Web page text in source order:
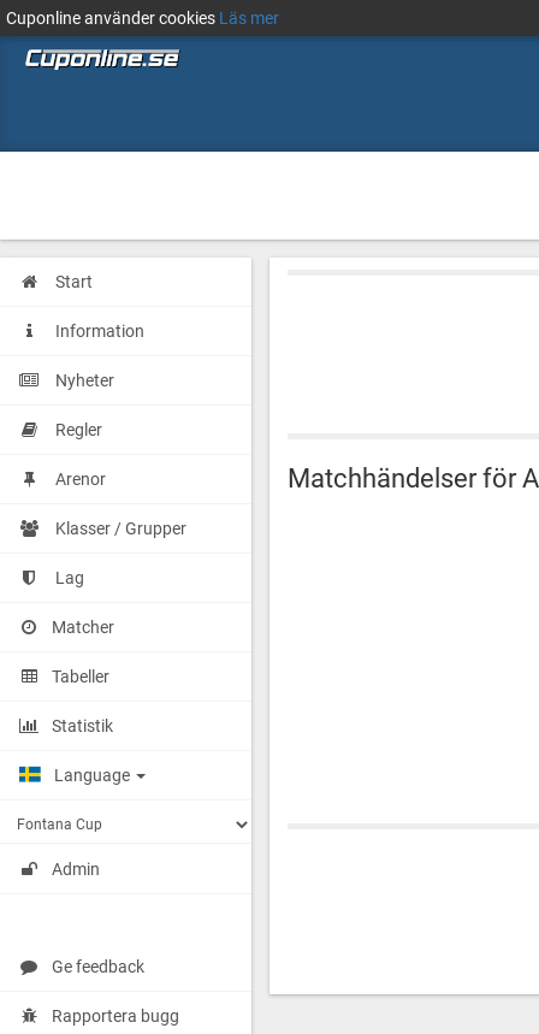
Cuponline använder cookies Läs mer
Start
Information
Nyheter
Regler
Arenor
Klasser / Grupper
Lag
Matcher
Tabeller
Statistik
Language
Admin
Ge feedback
Rapportera bugg
Matchhändelser för